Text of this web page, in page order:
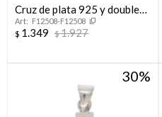
Cruz de plata 925 y double
en oro 18 ktes.
F12508-F12508
$ 1.349 $1.927
30